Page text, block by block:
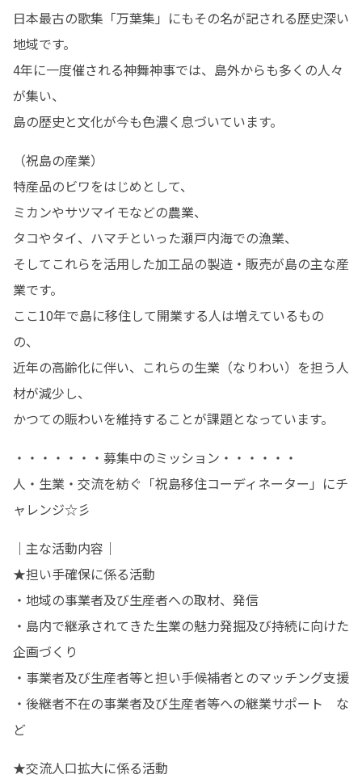
日本最古の歌集「万葉集」にもその名が記される歴史深い
地域です。
4年に一度催される神舞神事では、島外からも多くの人々
が集い、
島の歴史と文化が今も色濃く息づいています。
（祝島の産業）
特産品のビワをはじめとして、
ミカンやサツマイモなどの農業、
タコやタイ、ハマチといった瀬戸内海での漁業、
そしてこれらを活用した加工品の製造・販売が島の主な産
業です。
ここ10年で島に移住して開業する人は増えているもの
の、
近年の高齢化に伴い、これらの生業（なりわい）を担う人
材が減少し、
かつての賑わいを維持することが課題となっています。
・・・・・・・募集中のミッション・・・・・・
人・生業・交流を紡ぐ「祝島移住コーディネーター」にチ
ャレンジ☆彡
｜主な活動内容｜
★担い手確保に係る活動
・地域の事業者及び生産者への取材、発信
・島内で継承されてきた生業の魅力発掘及び持続に向けた
企画づくり
・事業者及び生産者等と担い手候補者とのマッチング支援
・後継者不在の事業者及び生産者等への継業サポート　な
ど
★交流人口拡大に係る活動